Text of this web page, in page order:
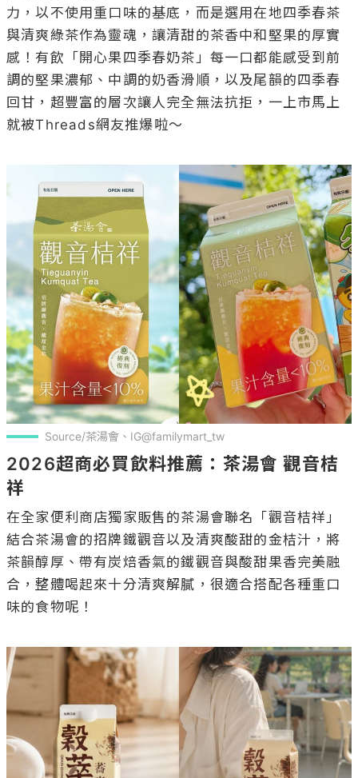
力，以不使用重口味的基底，而是選用在地四季春茶
與清爽綠茶作為靈魂，讓清甜的茶香中和堅果的厚實
感！有飲「開心果四季春奶茶」每一口都能感受到前
調的堅果濃郁、中調的奶香滑順，以及尾韻的四季春
回甘，超豐富的層次讓人完全無法抗拒，一上市馬上
就被Threads網友推爆啦～
Source/茶湯會、IG@familymart_tw
2026超商必買飲料推薦：茶湯會 觀音桔
祥
在全家便利商店獨家販售的茶湯會聯名「觀音桔祥」
結合茶湯會的招牌鐵觀音以及清爽酸甜的金桔汁，將
茶韻醇厚、帶有炭焙香氣的鐵觀音與酸甜果香完美融
合，整體喝起來十分清爽解膩，很適合搭配各種重口
味的食物呢！